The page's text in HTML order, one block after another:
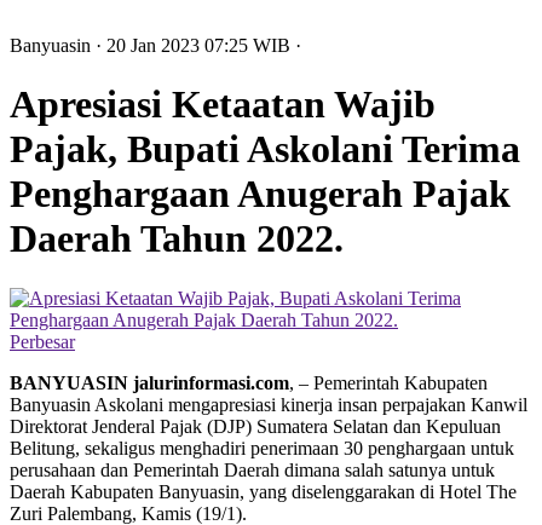
Banyuasin · 20 Jan 2023 07:25 WIB ·
Apresiasi Ketaatan Wajib
Pajak, Bupati Askolani Terima
Penghargaan Anugerah Pajak
Daerah Tahun 2022.
Perbesar
BANYUASIN jalurinformasi.com, – Pemerintah Kabupaten
Banyuasin Askolani mengapresiasi kinerja insan perpajakan Kanwil
Direktorat Jenderal Pajak (DJP) Sumatera Selatan dan Kepuluan
Belitung, sekaligus menghadiri penerimaan 30 penghargaan untuk
perusahaan dan Pemerintah Daerah dimana salah satunya untuk
Daerah Kabupaten Banyuasin, yang diselenggarakan di Hotel The
Zuri Palembang, Kamis (19/1).